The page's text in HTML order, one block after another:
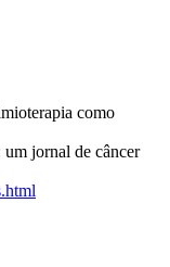
como
jornal de câncer